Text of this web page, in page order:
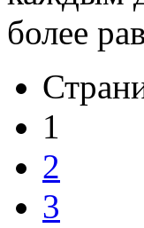
более
1
2
3